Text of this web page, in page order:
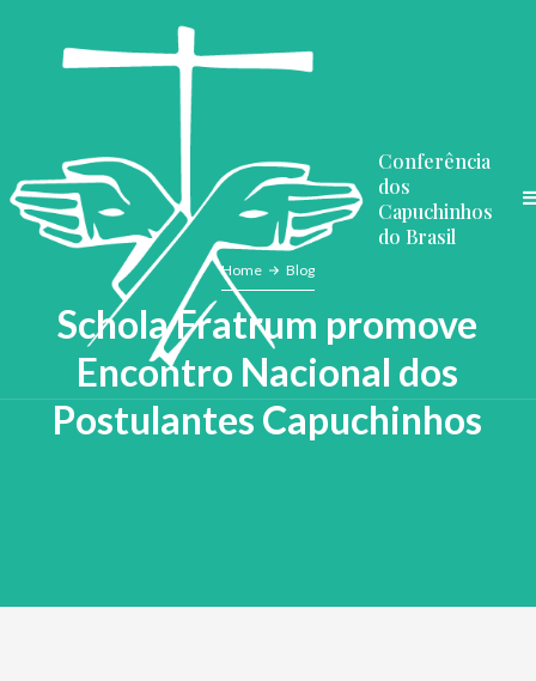
Conferência
dos
Capuchinhos
do Brasil
Home Blog
Schola Fratrum promove
Encontro Nacional dos
Postulantes Capuchinhos